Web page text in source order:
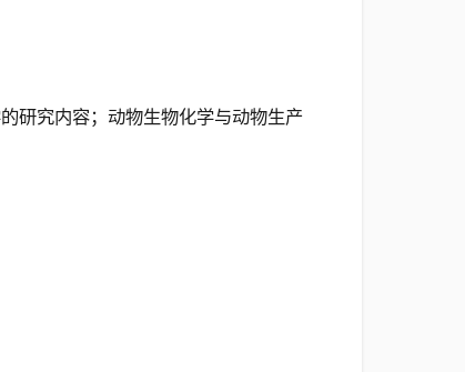
研究内容；动物生物化学与动物生产